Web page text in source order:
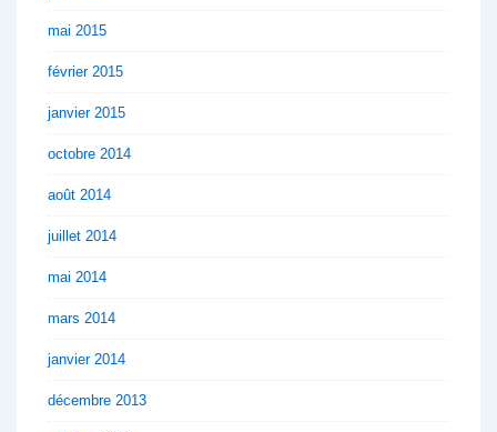
mai 2015
février 2015
janvier 2015
octobre 2014
août 2014
juillet 2014
mai 2014
mars 2014
janvier 2014
décembre 2013